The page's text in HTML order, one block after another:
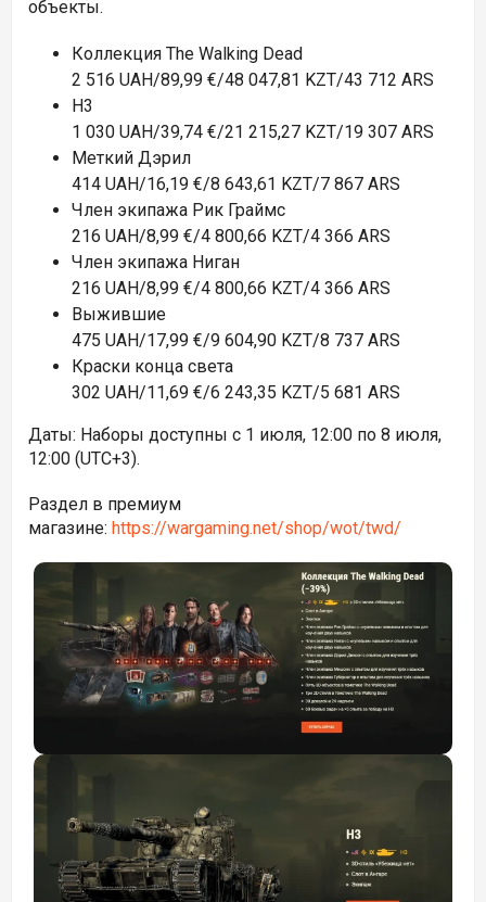
объекты.
Коллекция The Walking Dead
2 516 UAH/89,99 €/48 047,81 KZT/43 712 ARS
H3
1 030 UAH/39,74 €/21 215,27 KZT/19 307 ARS
Меткий Дэрил
414 UAH/16,19 €/8 643,61 KZT/7 867 ARS
Член экипажа Рик Граймс
216 UAH/8,99 €/4 800,66 KZT/4 366 ARS
Член экипажа Ниган
216 UAH/8,99 €/4 800,66 KZT/4 366 ARS
Выжившие
475 UAH/17,99 €/9 604,90 KZT/8 737 ARS
Краски конца света
302 UAH/11,69 €/6 243,35 KZT/5 681 ARS
Даты: Наборы доступны с 1 июля, 12:00 по 8 июля,
12:00 (UTC+3).
Раздел в премиум
магазине: https://wargaming.net/shop/wot/twd/